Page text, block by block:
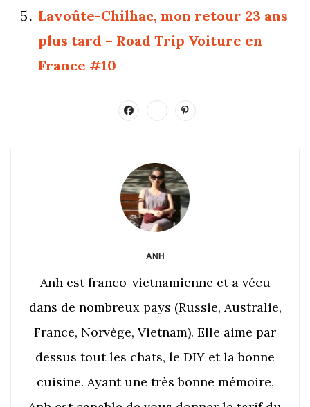
Lavoûte-Chilhac, mon retour 23 ans
plus tard – Road Trip Voiture en
France #10
ANH
Anh est franco-vietnamienne et a vécu
dans de nombreux pays (Russie, Australie,
France, Norvège, Vietnam). Elle aime par
dessus tout les chats, le DIY et la bonne
cuisine. Ayant une très bonne mémoire,